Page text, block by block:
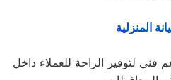
المنزلية
لتوفير الراحة للعملاء داخل